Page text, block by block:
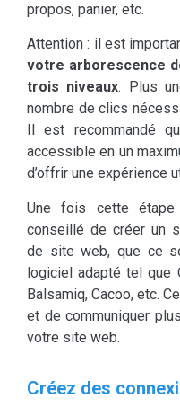
propos, panier, etc.
Attention : il est
votre arborescence
trois niveaux. Plus
nombre de clics
Il est recommandé
accessible en un
d’offrir une expérience
Une fois cette étape
conseillé de créer un
de site web, que ce
logiciel adapté tel que
Balsamiq, Cacoo, etc.
et de communiquer
votre site web.
Créez des